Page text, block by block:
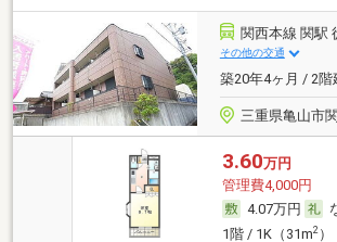
関西本線 関駅
その他の交通
築20年4ヶ月 / 2階
三重県亀山市
3.60万円
管理費4,000円
4.07万円
1階 / 1K（31m2）